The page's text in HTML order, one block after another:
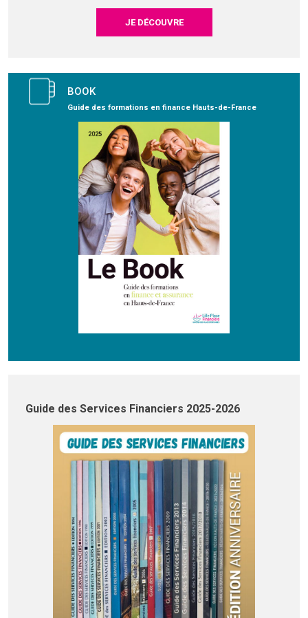
JE DÉCOUVRE
BOOK
Guide des formations en finance Hauts-de-France
Guide des Services Financiers 2025-2026